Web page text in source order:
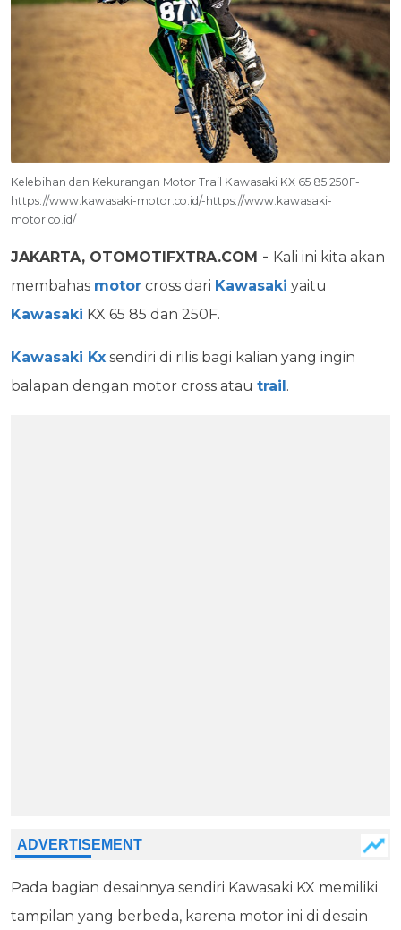
Kelebihan dan Kekurangan Motor Trail Kawasaki KX 65 85 250F-
https://www.kawasaki-motor.co.id/-https://www.kawasaki-
motor.co.id/
JAKARTA, OTOMOTIFXTRA.COM - Kali ini kita akan
membahas motor cross dari Kawasaki yaitu
Kawasaki KX 65 85 dan 250F.
Kawasaki Kx sendiri di rilis bagi kalian yang ingin
balapan dengan motor cross atau trail.
Pada bagian desainnya sendiri Kawasaki KX memiliki
tampilan yang berbeda, karena motor ini di desain